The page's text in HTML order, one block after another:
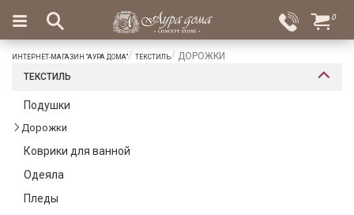
Вход
Избранное
×
Салоны
Доставка
Оплата
Подарки
Ароматы
для
дома
Бар
0
ИНТЕРНЕТ-МАГАЗИН "АУРА ДОМА" ТЕКСТИЛЬ
ДОРОЖКИ
ТЕКСТИЛЬ
Подушки
Дорожки
Коврики для ванной
Одеяла
Пледы